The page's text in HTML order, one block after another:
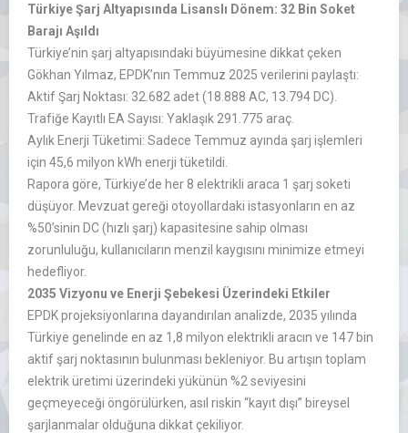
Türkiye Şarj Altyapısında Lisanslı Dönem: 32 Bin Soket
Barajı Aşıldı
Türkiye’nin şarj altyapısındaki büyümesine dikkat çeken
Gökhan Yılmaz, EPDK’nın Temmuz 2025 verilerini paylaştı:
Aktif Şarj Noktası: 32.682 adet (18.888 AC, 13.794 DC).
Trafiğe Kayıtlı EA Sayısı: Yaklaşık 291.775 araç.
Aylık Enerji Tüketimi: Sadece Temmuz ayında şarj işlemleri
için 45,6 milyon kWh enerji tüketildi.
Rapora göre, Türkiye’de her 8 elektrikli araca 1 şarj soketi
düşüyor. Mevzuat gereği otoyollardaki istasyonların en az
%50’sinin DC (hızlı şarj) kapasitesine sahip olması
zorunluluğu, kullanıcıların menzil kaygısını minimize etmeyi
hedefliyor.
2035 Vizyonu ve Enerji Şebekesi Üzerindeki Etkiler
EPDK projeksiyonlarına dayandırılan analizde, 2035 yılında
Türkiye genelinde en az 1,8 milyon elektrikli aracın ve 147 bin
aktif şarj noktasının bulunması bekleniyor. Bu artışın toplam
elektrik üretimi üzerindeki yükünün %2 seviyesini
geçmeyeceği öngörülürken, asıl riskin “kayıt dışı” bireysel
şarjlanmalar olduğuna dikkat çekiliyor.